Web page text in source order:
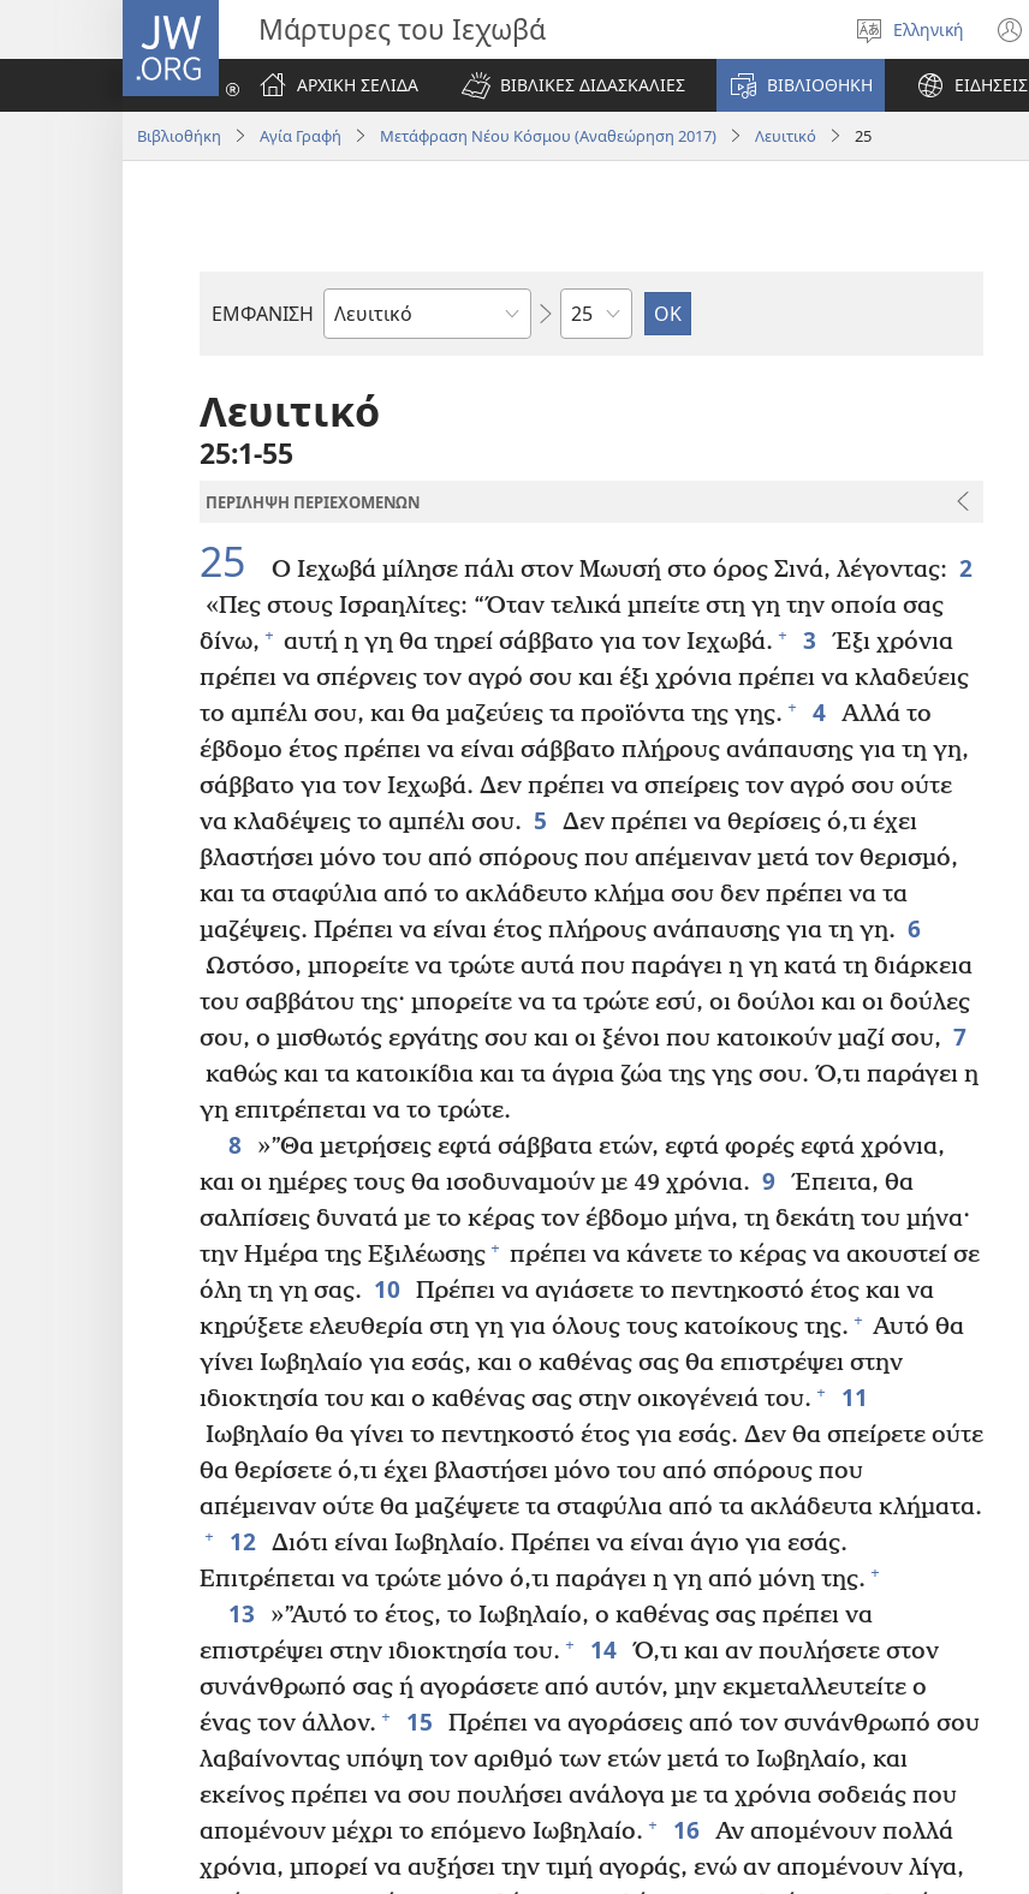
JW.ORG Μάρτυρες του Ιεχωβά
Επιλέξτε
γλώσσα
Ελληνική
ΑΡΧΙΚΗ ΣΕΛΙΔΑ
ΒΙΒΛΙΚΕΣ ΔΙΔΑΣΚΑΛΙΕΣ ΒΙΒΛΙΟΘΗΚΗ ΕΙΔΗΣΕΙΣ
Βιβλιοθήκη Αγία Γραφή Μετάφραση Νέου Κόσμου (Αναθεώρηση 2017) Λευιτικό 25
ΕΜΦΑΝΙΣΗ
Βιβλίο
Αγίας
Γραφής
Κεφάλαιο
Λευιτικό
25:1-55
ΠΕΡΙΛΗΨΗ ΠΕΡΙΕΧΟΜΕΝΩΝ
25 Ο Ιεχωβά μίλησε πάλι στον Μωυσή στο όρος Σινά, λέγοντας: 2
«Πες στους Ισραηλίτες: “Όταν τελικά μπείτε στη γη την οποία σας
δίνω, + αυτή η γη θα τηρεί σάββατο για τον Ιεχωβά. + 3
Έξι χρόνια
πρέπει να σπέρνεις τον αγρό σου και έξι χρόνια πρέπει να κλαδεύεις
το αμπέλι σου, και θα μαζεύεις τα προϊόντα της γης. + 4 Αλλά το
έβδομο έτος πρέπει να είναι σάββατο πλήρους ανάπαυσης για τη γη,
σάββατο για τον Ιεχωβά. Δεν πρέπει να σπείρεις τον αγρό σου ούτε
να κλαδέψεις το αμπέλι σου. 5
Δεν πρέπει να θερίσεις ό,τι έχει
βλαστήσει μόνο του από σπόρους που απέμειναν μετά τον θερισμό,
και τα σταφύλια από το ακλάδευτο κλήμα σου δεν πρέπει να τα
μαζέψεις. Πρέπει να είναι έτος πλήρους ανάπαυσης για τη γη. 6
Ωστόσο, μπορείτε να τρώτε αυτά που παράγει η γη κατά τη διάρκεια
του σαββάτου της· μπορείτε να τα τρώτε εσύ, οι δούλοι και οι δούλες
σου, ο μισθωτός εργάτης σου και οι ξένοι που κατοικούν μαζί σου, 7
καθώς και τα κατοικίδια και τα άγρια ζώα της γης σου. Ό,τι παράγει η
γη επιτρέπεται να το τρώτε.
8
»”Θα μετρήσεις εφτά σάββατα ετών, εφτά φορές εφτά χρόνια,
και οι ημέρες τους θα ισοδυναμούν με 49 χρόνια. 9 Έπειτα, θα
σαλπίσεις δυνατά με το κέρας τον έβδομο μήνα, τη δεκάτη του μήνα·
την Ημέρα της Εξιλέωσης + πρέπει να κάνετε το κέρας να ακουστεί σε
όλη τη γη σας. 10 Πρέπει να αγιάσετε το πεντηκοστό έτος και να
κηρύξετε ελευθερία στη γη για όλους τους κατοίκους της. + Αυτό θα
γίνει Ιωβηλαίο για εσάς, και ο καθένας σας θα επιστρέψει στην
ιδιοκτησία του και ο καθένας σας στην οικογένειά του. + 11
Ιωβηλαίο θα γίνει το πεντηκοστό έτος για εσάς. Δεν θα σπείρετε ούτε
θα θερίσετε ό,τι έχει βλαστήσει μόνο του από σπόρους που
απέμειναν ούτε θα μαζέψετε τα σταφύλια από τα ακλάδευτα κλήματα.
+ 12 Διότι είναι Ιωβηλαίο. Πρέπει να είναι άγιο για εσάς.
Επιτρέπεται να τρώτε μόνο ό,τι παράγει η γη από μόνη της. +
13
»”Αυτό το έτος, το Ιωβηλαίο, ο καθένας σας πρέπει να
επιστρέψει στην ιδιοκτησία του. + 14 Ό,τι και αν πουλήσετε στον
συνάνθρωπό σας ή αγοράσετε από αυτόν, μην εκμεταλλευτείτε ο
ένας τον άλλον. + 15
Πρέπει να αγοράσεις από τον συνάνθρωπό σου
λαβαίνοντας υπόψη τον αριθμό των ετών μετά το Ιωβηλαίο, και
εκείνος πρέπει να σου πουλήσει ανάλογα με τα χρόνια σοδειάς που
απομένουν μέχρι το επόμενο Ιωβηλαίο. + 16 Αν απομένουν πολλά
χρόνια, μπορεί να αυξήσει την τιμή αγοράς, ενώ αν απομένουν λίγα,